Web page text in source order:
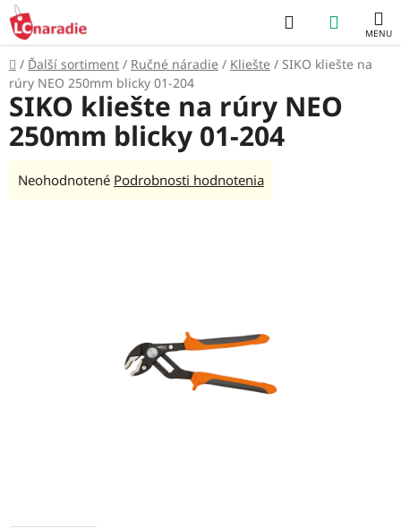
Prejsť
na
obsah
Hľadať
KOŠÍK
Domov
/ Ďalší sortiment / Ručné náradie / Kliešte / SIKO kliešte na
rúry NEO 250mm blicky 01-204
SIKO kliešte na rúry NEO
250mm blicky 01-204
Priemerné
Neohodnotené Podrobnosti hodnotenia